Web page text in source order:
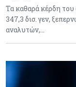
Τα καθαρά κέρδη του
347,3 δισ. γεν,
αναλυτών,…